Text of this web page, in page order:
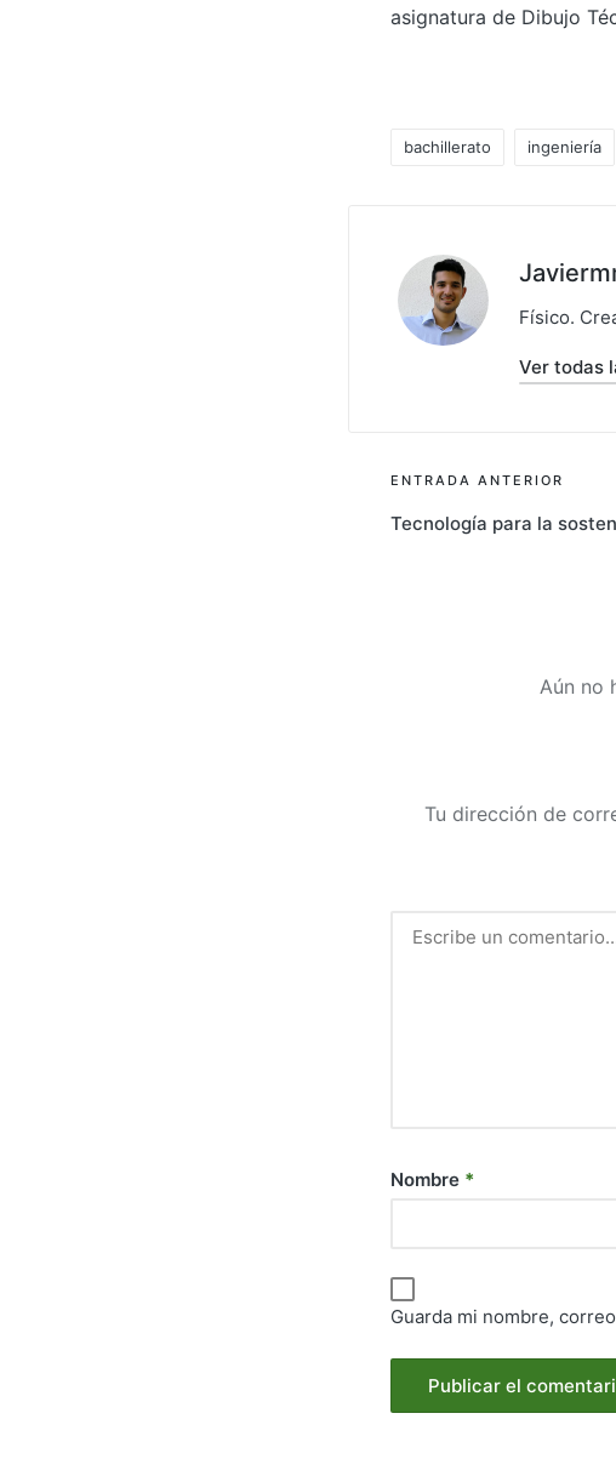
asignatura de Dibujo
bachillerato ingeniería
Físico.
Ver todas
ENTRADA ANTERIOR
Tecnología para la
Aún no
Tu dirección de
Nombre *
Guarda mi nombre,